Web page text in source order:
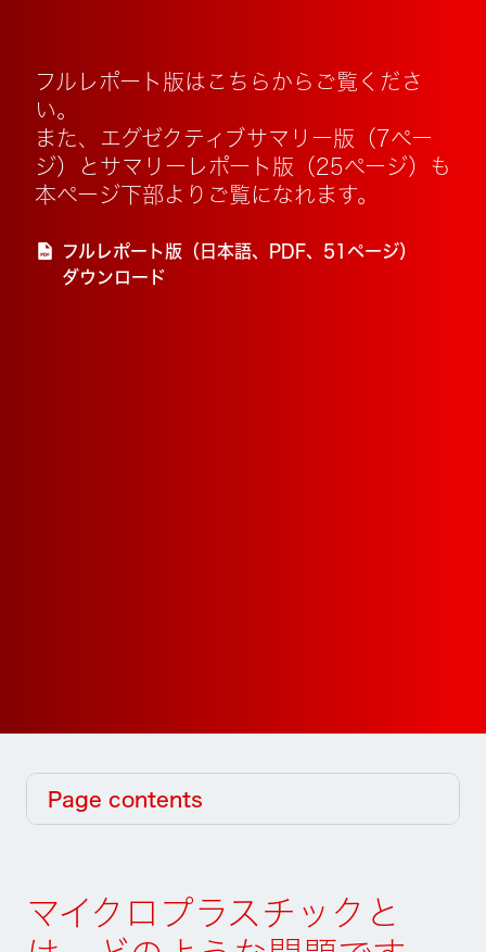
フルレポート版はこちらからご覧くださ
い。
また、エグゼクティブサマリー版（7ペー
ジ）とサマリーレポート版（25ページ）も
本ページ下部よりご覧になれます。
フルレポート版（日本語、PDF、51ページ）
ダウンロード
Page contents
マイクロプラスチックと